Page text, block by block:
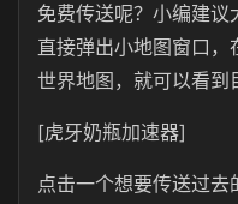
免费传送呢？小编建
直接弹出小地图窗口
世界地图，就可以看到
[虎牙奶瓶加速器]
点击一个想要传送过去